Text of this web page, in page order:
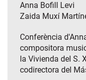
Anna Bofill Levi
Zaida Muxí
Conferència
compositora
la Vivienda del S.
codirectora del